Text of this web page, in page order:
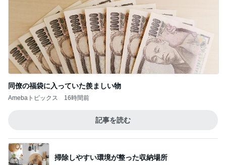
掃除しやすい環境が整った収納場所
Amebaトピックス 1日前
ジャンル人気記事ランキング
スイーツ・デザートマニア
【富山旅】二日目は登山と打ち上げ！
2
えええええええ!!。夫にパスワードを聞きま
した